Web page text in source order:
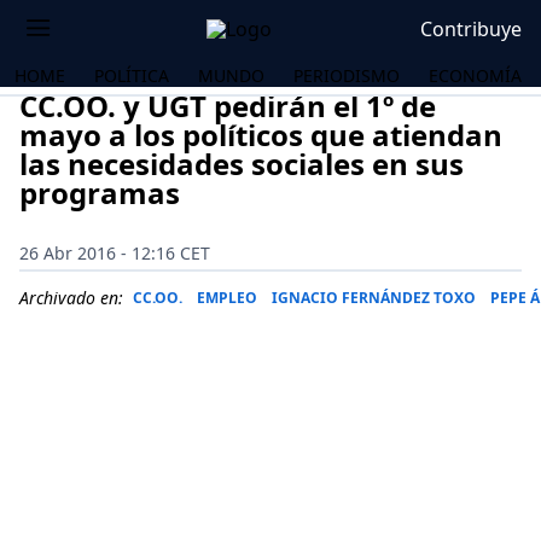
Contribuye
HOME POLÍTICA MUNDO PERIODISMO ECONOMÍA
CC.OO. y UGT pedirán el 1º de
mayo a los políticos que atiendan
las necesidades sociales en sus
programas
26 Abr 2016 - 12:16 CET
Archivado en: CC.OO. EMPLEO IGNACIO FERNÁNDEZ TOXO PEPE